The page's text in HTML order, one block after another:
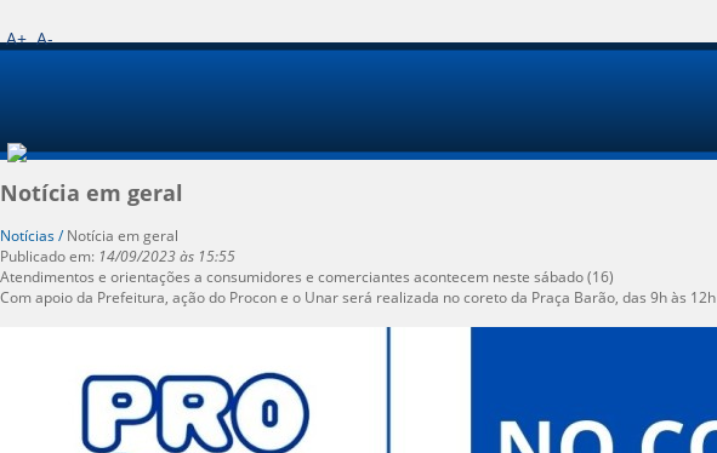
A+ A-
Notícia em geral
Notícias /Notícia em geral
Publicado em: 14/09/2023 às 15:55
Atendimentos e orientações a consumidores e comerciantes acontecem neste sábado (16)
Com apoio da Prefeitura, ação do Procon e o Unar será realizada no coreto da Praça Barão, das 9h às 12h